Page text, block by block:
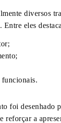
diversos
eles
foi desenhado
reforçar a